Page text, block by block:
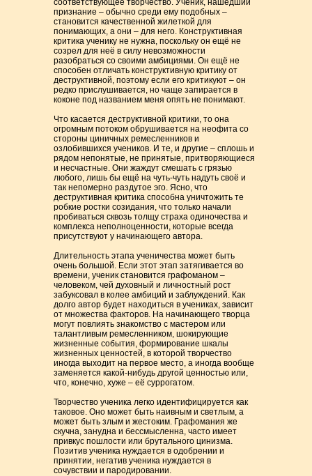
соответствующее творчество. Ученик, нашедший
признание – обычно среди ему подобных –
становится качественной жилеткой для
понимающих, а они – для него. Конструктивная
критика ученику не нужна, поскольку он ещё не
созрел для неё в силу невозможности
разобраться со своими амбициями. Он ещё не
способен отличать конструктивную критику от
деструктивной, поэтому если его критикуют – он
редко прислушивается, но чаще запирается в
коконе под названием меня опять не понимают.
Что касается деструктивной критики, то она
огромным потоком обрушивается на неофита со
стороны циничных ремесленников и
озлобившихся учеников. И те, и другие – сплошь и
рядом непонятые, не принятые, притворяющиеся
и несчастные. Они жаждут смешать с грязью
любого, лишь бы ещё на чуть-чуть надуть своё и
так непомерно раздутое эго. Ясно, что
деструктивная критика способна уничтожить те
робкие ростки созидания, что только начали
пробиваться сквозь толщу страха одиночества и
комплекса неполноценности, которые всегда
присутствуют у начинающего автора.
Длительность этапа ученичества может быть
очень большой. Если этот этап затягивается во
времени, ученик становится графоманом –
человеком, чей духовный и личностный рост
забуксовал в колее амбиций и заблуждений. Как
долго автор будет находиться в учениках, зависит
от множества факторов. На начинающего творца
могут повлиять знакомство с мастером или
талантливым ремесленником, шокирующие
жизненные события, формирование шкалы
жизненных ценностей, в которой творчество
иногда выходит на первое место, а иногда вообще
заменяется какой-нибудь другой ценностью или,
что, конечно, хуже – её суррогатом.
Творчество ученика легко идентифицируется как
таковое. Оно может быть наивным и светлым, а
может быть злым и жестоким. Графомания же
скучна, занудна и бессмысленна, часто имеет
привкус пошлости или брутального цинизма.
Позитив ученика нуждается в одобрении и
принятии, негатив ученика нуждается в
сочувствии и пародировании.